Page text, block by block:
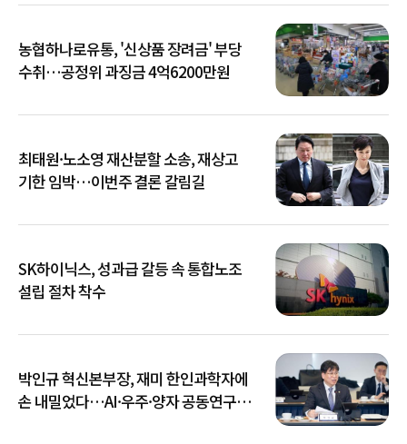
농협하나로유통, '신상품 장려금' 부당
수취…공정위 과징금 4억6200만원
최태원·노소영 재산분할 소송, 재상고
기한 임박…이번주 결론 갈림길
SK하이닉스, 성과급 갈등 속 통합노조
설립 절차 착수
박인규 혁신본부장, 재미 한인과학자에
손 내밀었다…AI·우주·양자 공동연구